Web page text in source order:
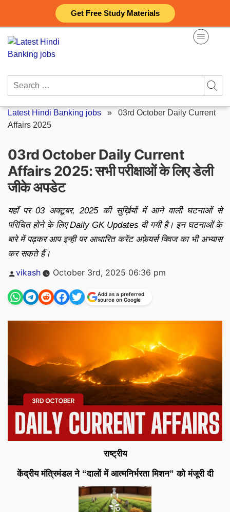
Get Free Study Materials
content
Search
Latest Hindi Banking jobs » 03rd October Daily Current
Affairs 2025
03rd October Daily Current
Affairs 2025: सभी परीक्षाओं के लिए डेली
जीके अपडेट
यहाँ पर 03 अक्टूबर, 2025 की सुर्ख़ियों में आने वाली घटनाओं से
परिचित होने के लिए Daily GK Updates दी गयी है। इन घटनाओं के
बारे में पढ़कर आप इन्ही पर आधारित करेंट अफ़ेयर्स क्विज का भी अभ्यास
कर सकते हैं।
Posted
vikash October 3rd, 2025 06:36 pm
Add as a preferred
source on Google
राष्ट्रीय
केंद्रीय मंत्रिमंडल ने “दालों में आत्मनिर्भरता मिशन” को मंजूरी दी